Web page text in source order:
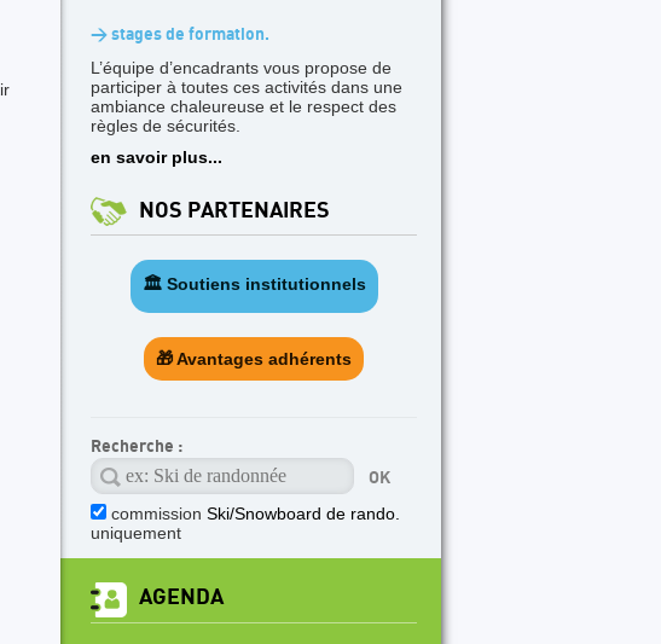
> stages de formation.
L’équipe d’encadrants vous propose de
participer à toutes ces activités dans une
ambiance chaleureuse et le respect des
règles de sécurités.
en savoir plus...
NOS PARTENAIRES
🏛️ Soutiens institutionnels
🎁 Avantages adhérents
Recherche :
commission Ski/Snowboard de rando.
uniquement
AGENDA